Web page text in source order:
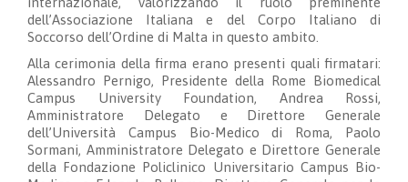
dell’Associazione Italiana e del Corpo Italiano di
Soccorso dell’Ordine di Malta in questo ambito.
Alla cerimonia della firma erano presenti quali firmatari:
Alessandro Pernigo, Presidente della Rome Biomedical
Campus University Foundation, Andrea Rossi,
Amministratore Delegato e Direttore Generale
dell’Università Campus Bio-Medico di Roma, Paolo
Sormani, Amministratore Delegato e Direttore Generale
della Fondazione Policlinico Universitario Campus Bio-